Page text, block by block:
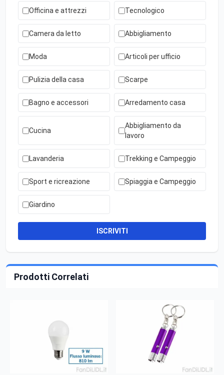
Officina e attrezzi Tecnologico
Camera da letto Abbigliamento
Moda Articoli per ufficio
Pulizia della casa Scarpe
Bagno e accessori Arredamento casa
Cucina
Abbigliamento da
lavoro
Lavanderia Trekking e Campeggio
Sport e ricreazione Spiaggia e Campeggio
Giardino
ISCRIVITI
Prodotti Correlati